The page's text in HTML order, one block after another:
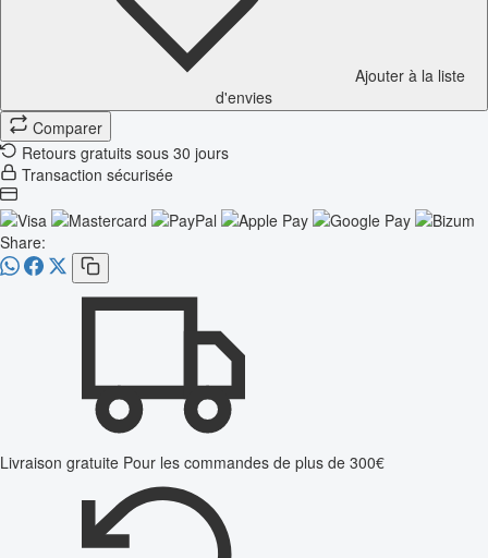
Ajouter à la liste
d'envies
Comparer
Retours gratuits sous 30 jours
Transaction sécurisée
Share:
Livraison gratuite Pour les commandes de plus de 300€